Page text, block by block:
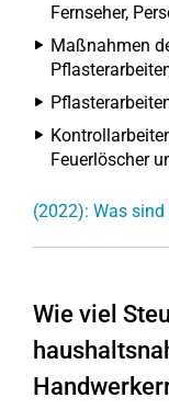
Fernseher,
Maßnahmen
Feuerlöscher
(2022): Was
Wie viel